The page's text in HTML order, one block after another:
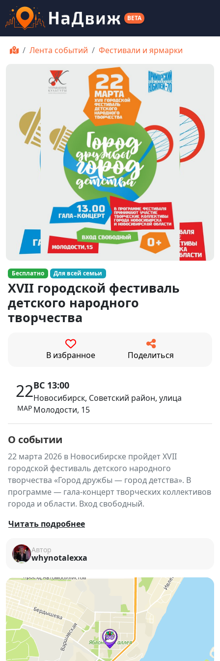
BETA
Лента событий Фестивали и ярмарки
Бесплатно Для всей семьи
XVII городской фестиваль
детского народного
творчества
В избранное Поделиться
22
МАР
ВС 13:00
Новосибирск, Советский район, улица
Молодости, 15
О событии
22 марта 2026 в Новосибирске пройдет XVII
городской фестиваль детского народного
творчества «Город дружбы — город детства». В
программе — гала-концерт творческих коллективов
города и области. Вход свободный.
Фестиваль объединит юных артистов и творческие
области. На сцене выступят талантливые дети,
представляющие народное творчество и
🎶В программе:
Гала-концерт участников фестиваля
Выступления детских творческих коллективов
Танцевальные, музыкальные и вокальные
Читать подробнее
Автор
whynotalexxa